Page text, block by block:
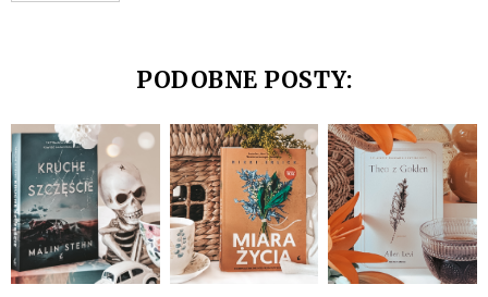
PODOBNE POSTY: